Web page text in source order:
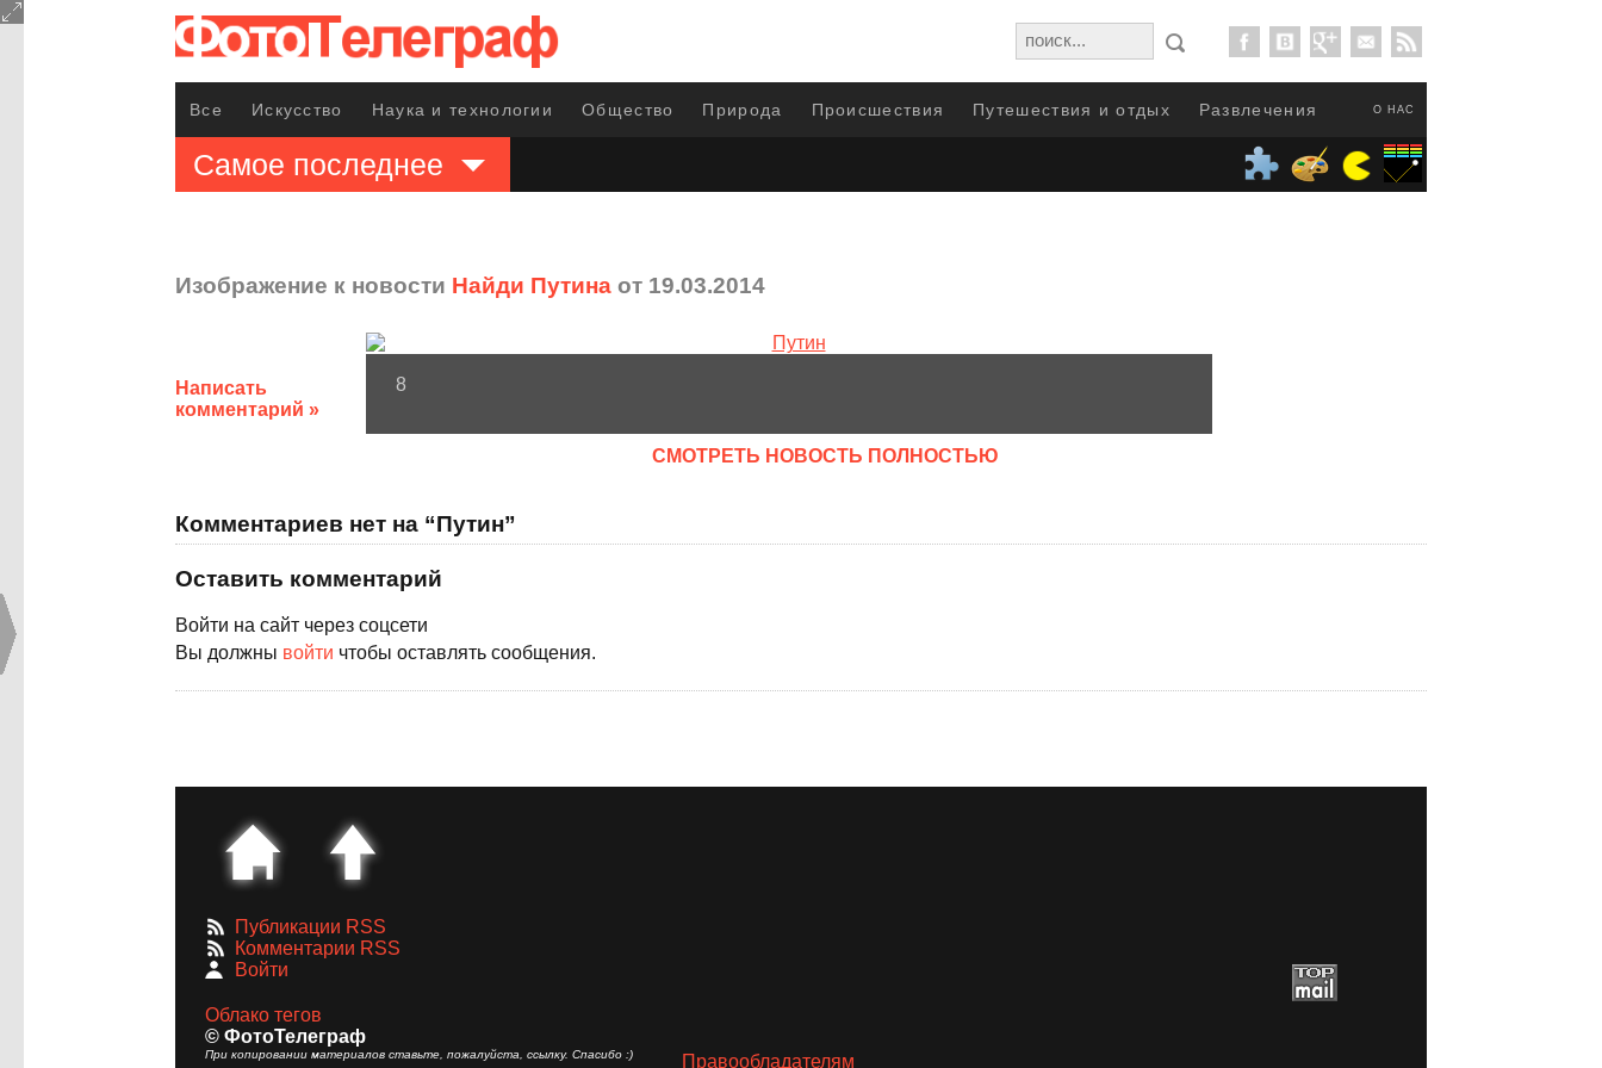
О НАС
Все Искусство Наука и технологии Общество Природа Происшествия Путешествия и отдых Развлечения
Самое последнее
Изображение к новости Найди Путина от 19.03.2014
Написать
комментарий »
8
CМОТРЕТЬ НОВОСТЬ ПОЛНОСТЬЮ
Комментариев нет на “Путин”
Оставить комментарий
Войти на сайт через соцсети
Вы должны войти чтобы оставлять сообщения.
Публикации RSS
Комментарии RSS
Войти
Облако тегов
© ФотоТелеграф
При копировании материалов ставьте, пожалуйста, ссылку. Спасибо :) Правообладателям